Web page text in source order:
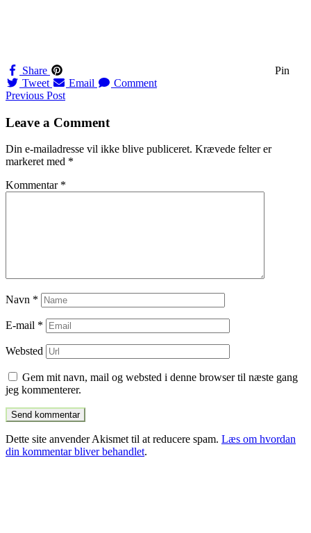
Share
Pin
Tweet
Email Comment
Navigation
til
Previous Post
Leave a Comment
Din e-mailadresse vil ikke blive publiceret. Krævede felter er
markeret med *
Kommentar *
Navn *
E-mail *
Websted
Gem mit navn, mail og websted i denne browser til næste gang
jeg kommenterer.
Dette site anvender Akismet til at reducere spam. Læs om hvordan
din kommentar bliver behandlet.